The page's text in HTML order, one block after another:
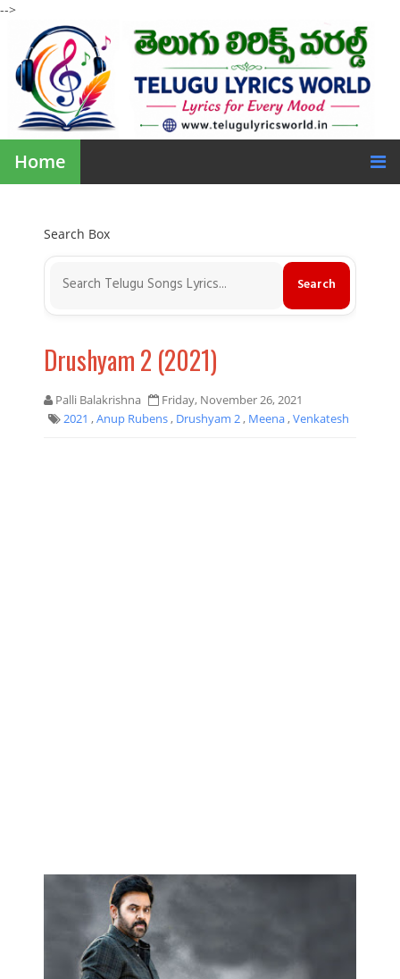
-->
Home
Search Box
Drushyam 2 (2021)
Palli Balakrishna
Friday, November 26, 2021
2021 ,Anup Rubens, Drushyam 2, Meena,Venkatesh